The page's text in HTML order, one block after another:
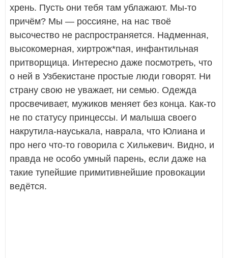
хрень. Пусть они тебя там ублажают. Мы-то
причём? Мы — россияне, на нас твоё
высочество не распространяется. Надменная,
высокомерная, хиртрож*пая, инфантильная
притворщица. Интересно даже посмотреть, что
о ней в Узбекистане простые люди говорят. Ни
страну свою не уважает, ни семью. Одежда
просвечивает, мужиков меняет без конца. Как-то
не по статусу принцессы. И малыша своего
накрутила-науськала, наврала, что Юлиана и
про него что-то говорила с Хилькевич. Видно, и
правда не особо умный парень, если даже на
такие тупейшие примитивнейшие провокации
ведётся.